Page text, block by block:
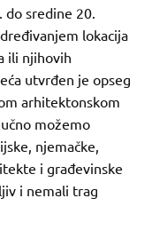
sredine 20.
lokacija
ili njihovih
utvrđen je opseg
arhitektonskom
možemo
njemačke,
i građevinske
i nemali trag